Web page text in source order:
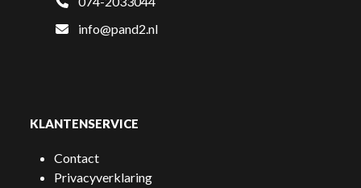
info@pand2.nl
KLANTENSERVICE
Contact
Privacyverklaring